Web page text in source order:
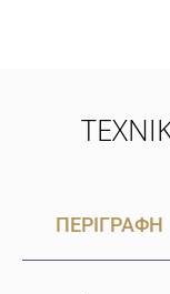
ΠΕΡΙΓΡΑΦΗ